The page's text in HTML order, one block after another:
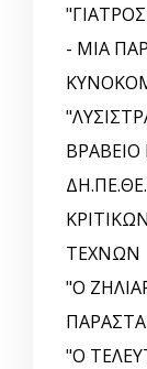
- ΜΙΑ
ΤΕΧΝΩΝ
"Ο
"Ο